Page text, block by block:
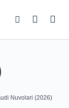
Nuvolari (2026)